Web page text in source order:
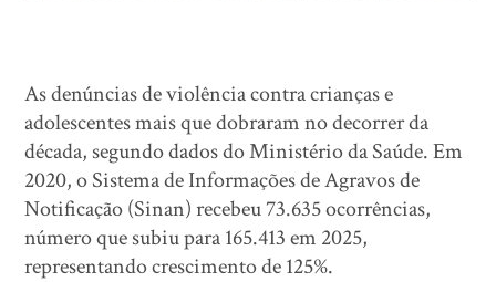
As denúncias de violência contra crianças e
adolescentes mais que dobraram no decorrer da
década, segundo dados do Ministério da Saúde. Em
2020, o Sistema de Informações de Agravos de
Notificação (Sinan) recebeu 73.635 ocorrências,
número que subiu para 165.413 em 2025,
representando crescimento de 125%.